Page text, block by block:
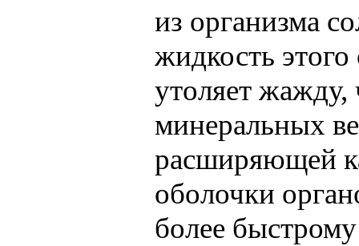
из организма
жидкость
утоляет жажду,
минеральных
расширяющей
оболочки
более